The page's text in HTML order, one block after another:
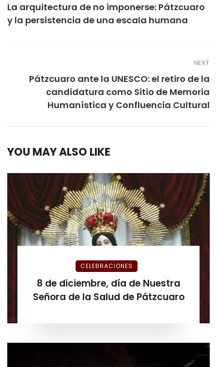
La arquitectura de no imponerse: Pátzcuaro
y la persistencia de una escala humana
NEXT
Pátzcuaro ante la UNESCO: el retiro de la
candidatura como Sitio de Memoria
Humanística y Confluencia Cultural
YOU MAY ALSO LIKE
CELEBRACIONES
8 de diciembre, día de Nuestra
Señora de la Salud de Pátzcuaro